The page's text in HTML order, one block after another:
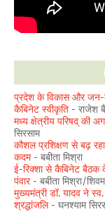
प्रदेश के विकास और जन-
कैबिनेट स्वीकृति - राजेश
मध्य क्षेत्रीय परिषद् की
सिरसाम
कौशल प्रशिक्षण से बढ़
कदम- बबीता मिश्रा
ई-रिक्शा से कैबिनेट बैठक
पंवार- बबीता मिश्रा/
मुख्यमंत्री डॉ. यादव ने स्व.
श्रद्धांजलि- घनश्याम